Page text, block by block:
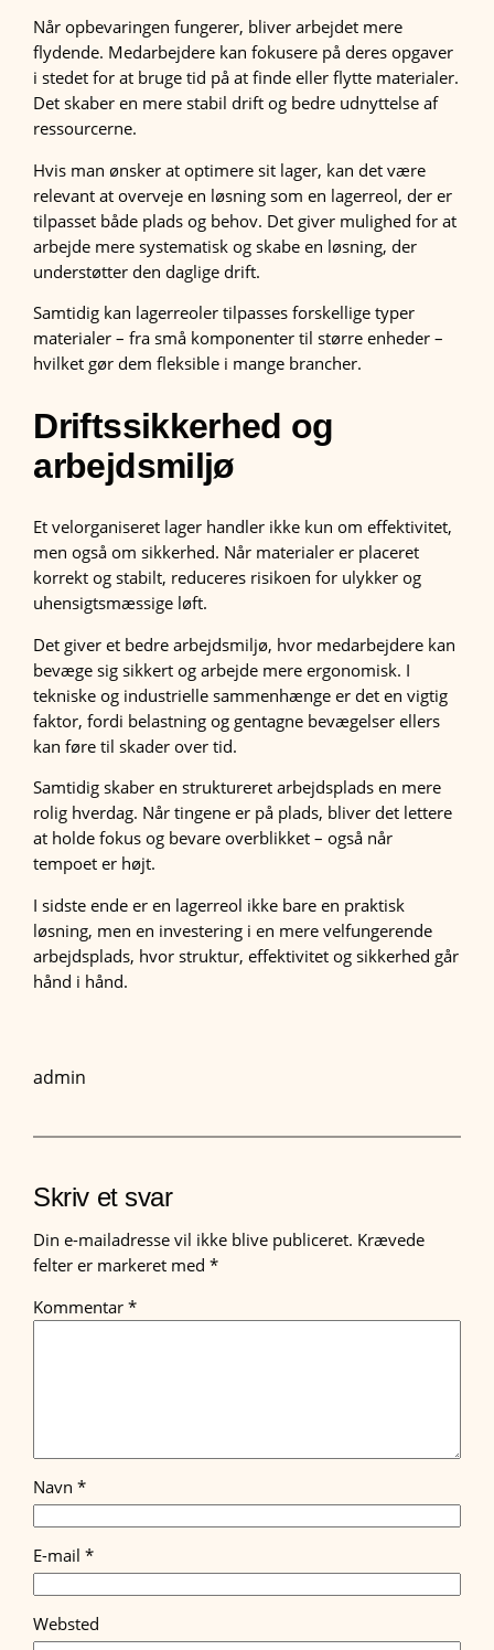
Når opbevaringen fungerer, bliver arbejdet mere
flydende. Medarbejdere kan fokusere på deres opgaver
i stedet for at bruge tid på at finde eller flytte materialer.
Det skaber en mere stabil drift og bedre udnyttelse af
ressourcerne.
Hvis man ønsker at optimere sit lager, kan det være
relevant at overveje en løsning som en lagerreol, der er
tilpasset både plads og behov. Det giver mulighed for at
arbejde mere systematisk og skabe en løsning, der
understøtter den daglige drift.
Samtidig kan lagerreoler tilpasses forskellige typer
materialer – fra små komponenter til større enheder –
hvilket gør dem fleksible i mange brancher.
Driftssikkerhed og
arbejdsmiljø
Et velorganiseret lager handler ikke kun om effektivitet,
men også om sikkerhed. Når materialer er placeret
korrekt og stabilt, reduceres risikoen for ulykker og
uhensigtsmæssige løft.
Det giver et bedre arbejdsmiljø, hvor medarbejdere kan
bevæge sig sikkert og arbejde mere ergonomisk. I
tekniske og industrielle sammenhænge er det en vigtig
faktor, fordi belastning og gentagne bevægelser ellers
kan føre til skader over tid.
Samtidig skaber en struktureret arbejdsplads en mere
rolig hverdag. Når tingene er på plads, bliver det lettere
at holde fokus og bevare overblikket – også når
tempoet er højt.
I sidste ende er en lagerreol ikke bare en praktisk
løsning, men en investering i en mere velfungerende
arbejdsplads, hvor struktur, effektivitet og sikkerhed går
hånd i hånd.
admin
Skriv et svar
Din e-mailadresse vil ikke blive publiceret. Krævede
felter er markeret med*
Kommentar*
Navn*
E-mail*
Websted